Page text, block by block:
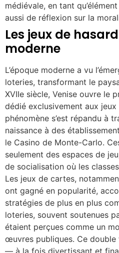
médiévale, en tant
aussi de réflexion sur la
Les jeux de
moderne
L’époque moderne a vu
loteries, transformant le
XVIIe siècle, Venise ouvre le
dédié exclusivement aux
phénomène s’est répandu à
naissance à des
le Casino de Monte-Carlo.
seulement des espaces de
de socialisation où les
Les jeux de cartes,
ont gagné en popularité,
stratégies de plus en plus
loteries, souvent soutenues
étaient perçues comme un
œuvres publiques. Ce double
— à la fois divertissant et